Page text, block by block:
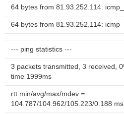
64 bytes from 81.93.252.114:
64 bytes from 81.93.252.114:
--- ping statistics ---
3 packets transmitted, 3 received,
time 1999ms
rtt min/avg/max/mdev =
104.787/104.962/105.223/0.188 ms